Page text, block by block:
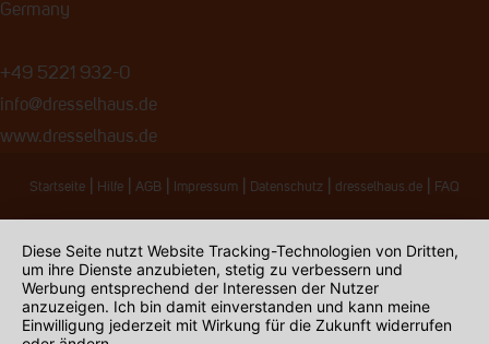
Germany
+49 5221 932-0
info@dresselhaus.de
www.dresselhaus.de
Startseite Hilfe AGB Impressum Datenschutz dresselhaus.de FAQ
Diese Seite nutzt Website Tracking-Technologien von Dritten,
um ihre Dienste anzubieten, stetig zu verbessern und
Werbung entsprechend der Interessen der Nutzer
anzuzeigen. Ich bin damit einverstanden und kann meine
Einwilligung jederzeit mit Wirkung für die Zukunft widerrufen